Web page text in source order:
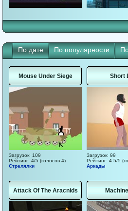
По дате По популярности
Mouse Under Siege
Загрузок: 109
Рейтинг: 4/5 (голосов 4)
Стрелялки
Short
Загрузок: 99
Рейтинг: 4.5/5
Аркады
Attack Of The Aracnids